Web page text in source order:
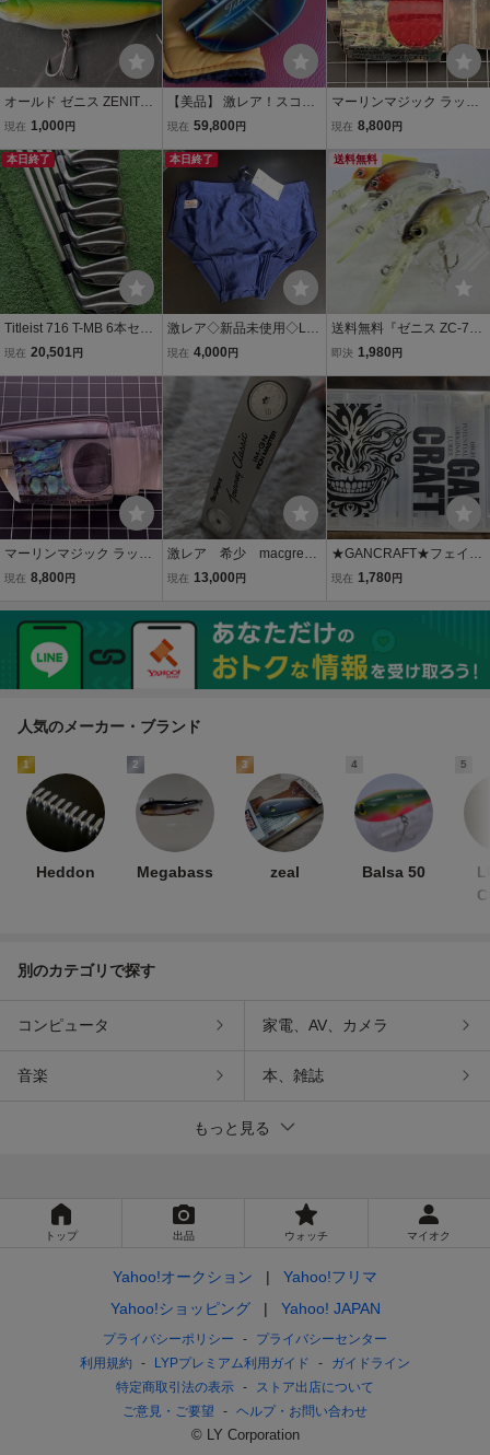
オールド ゼニス ZENITH
キャロル CAROL-MA ペ
ト
現在 1,000 円
【美品】 激レア！スコッ
ティキャメロン スタジオ
SCOTTY CAMERON 限定
品 長さ:34インチ
現在 59,800 円
マーリンマジック ラッカ
ス トローリングルアー ヘ
３】 カジキ マグロ 他 激
レア
現在 8,800 円
本日終了
Titleist 716 T-MB 6本セッ
ト 5-P MCI 100S メーカ
現在 20,501 円
本日終了
激レア◇新品未使用◇Lサ
イズ◇キャッツアイ◇ca
スクール水着◇スク水◇
男子◇競泳水着◇競泳◇
レトロ◇廃盤◇濃紺
現在 4,000 円
送料無料
送料無料『ゼニス ZC-75S
D ZC-65M 4個セット』ZE
ベイト ルアーセット
即決 1,980 円
マーリンマジック ラッカ
ス トローリングルアー ヘ
4】 カジキ マグロ 他 激
レア 入手困難
現在 8,800 円
激レア 希少 macgrego
r（マグレガー）パター
クラシック）IM-GN IRON
MASTER
現在 13,000 円
★GANCRAFT★フェイス
ロゴ リバーシブル BOX Si
リアー 美品 Size 200×14
5×40mm 材質 ポリプロピ
レン 平岩 孝典
現在 1,780 円
人気のメーカー・ブランド
1
Heddon
2
Megabass
3
zeal
4
Balsa 50
5
別のカテゴリで探す
コンピュータ 家電、AV、カメラ
音楽 本、雑誌
もっと見る
トップ 出品 ウォッチ マイオク
Yahoo!オークション
Yahoo!フリマ
Yahoo!ショッピング
Yahoo! JAPAN
プライバシーポリシー
プライバシーセンター
利用規約
LYPプレミアム利用ガイド
ガイドライン
特定商取引法の表示
ストア出店について
ご意見・ご要望
ヘルプ・お問い合わせ
© LY Corporation